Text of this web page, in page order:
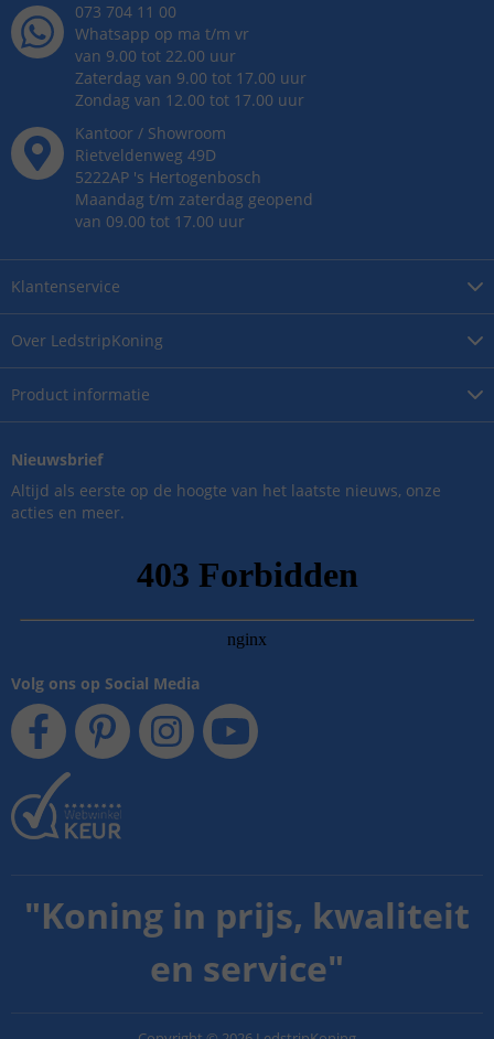
Over LedstripKoning
Product informatie
Klantenservice
073 704 11 00
Whatsapp op ma t/m vr
van 9.00 tot 22.00 uur
Zaterdag van 9.00 tot 17.00 uur
Zondag van 12.00 tot 17.00 uur
Kantoor / Showroom
Rietveldenweg 49D
5222AP 's Hertogenbosch
Maandag t/m zaterdag geopend
van 09.00 tot 17.00 uur
Nieuwsbrief
Altijd als eerste op de hoogte van het laatste nieuws, onze
acties en meer.
Volg ons op Social Media
"Koning in prijs, kwaliteit
en service"